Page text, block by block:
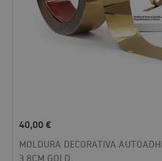
40,00€
MOLDURA DECORATIVA
3,8CM GOLD